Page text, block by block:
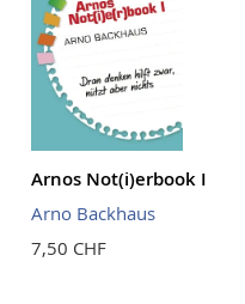
Arnos Not(i)erbook I
Arno Backhaus
7,50 CHF